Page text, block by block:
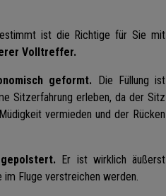
ist die Richtige für Sie mit
Volltreffer.
geformt. Die Füllung ist
Sitzerfahrung erleben, da der Sitz
vermieden und der Rücken
Er ist wirklich äußerst
im Fluge verstreichen werden.